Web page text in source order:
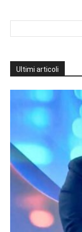
Ultimi articoli